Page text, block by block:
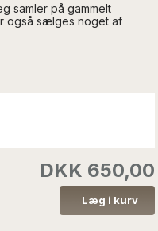
samler på gammelt
også sælges noget af
DKK 650,00